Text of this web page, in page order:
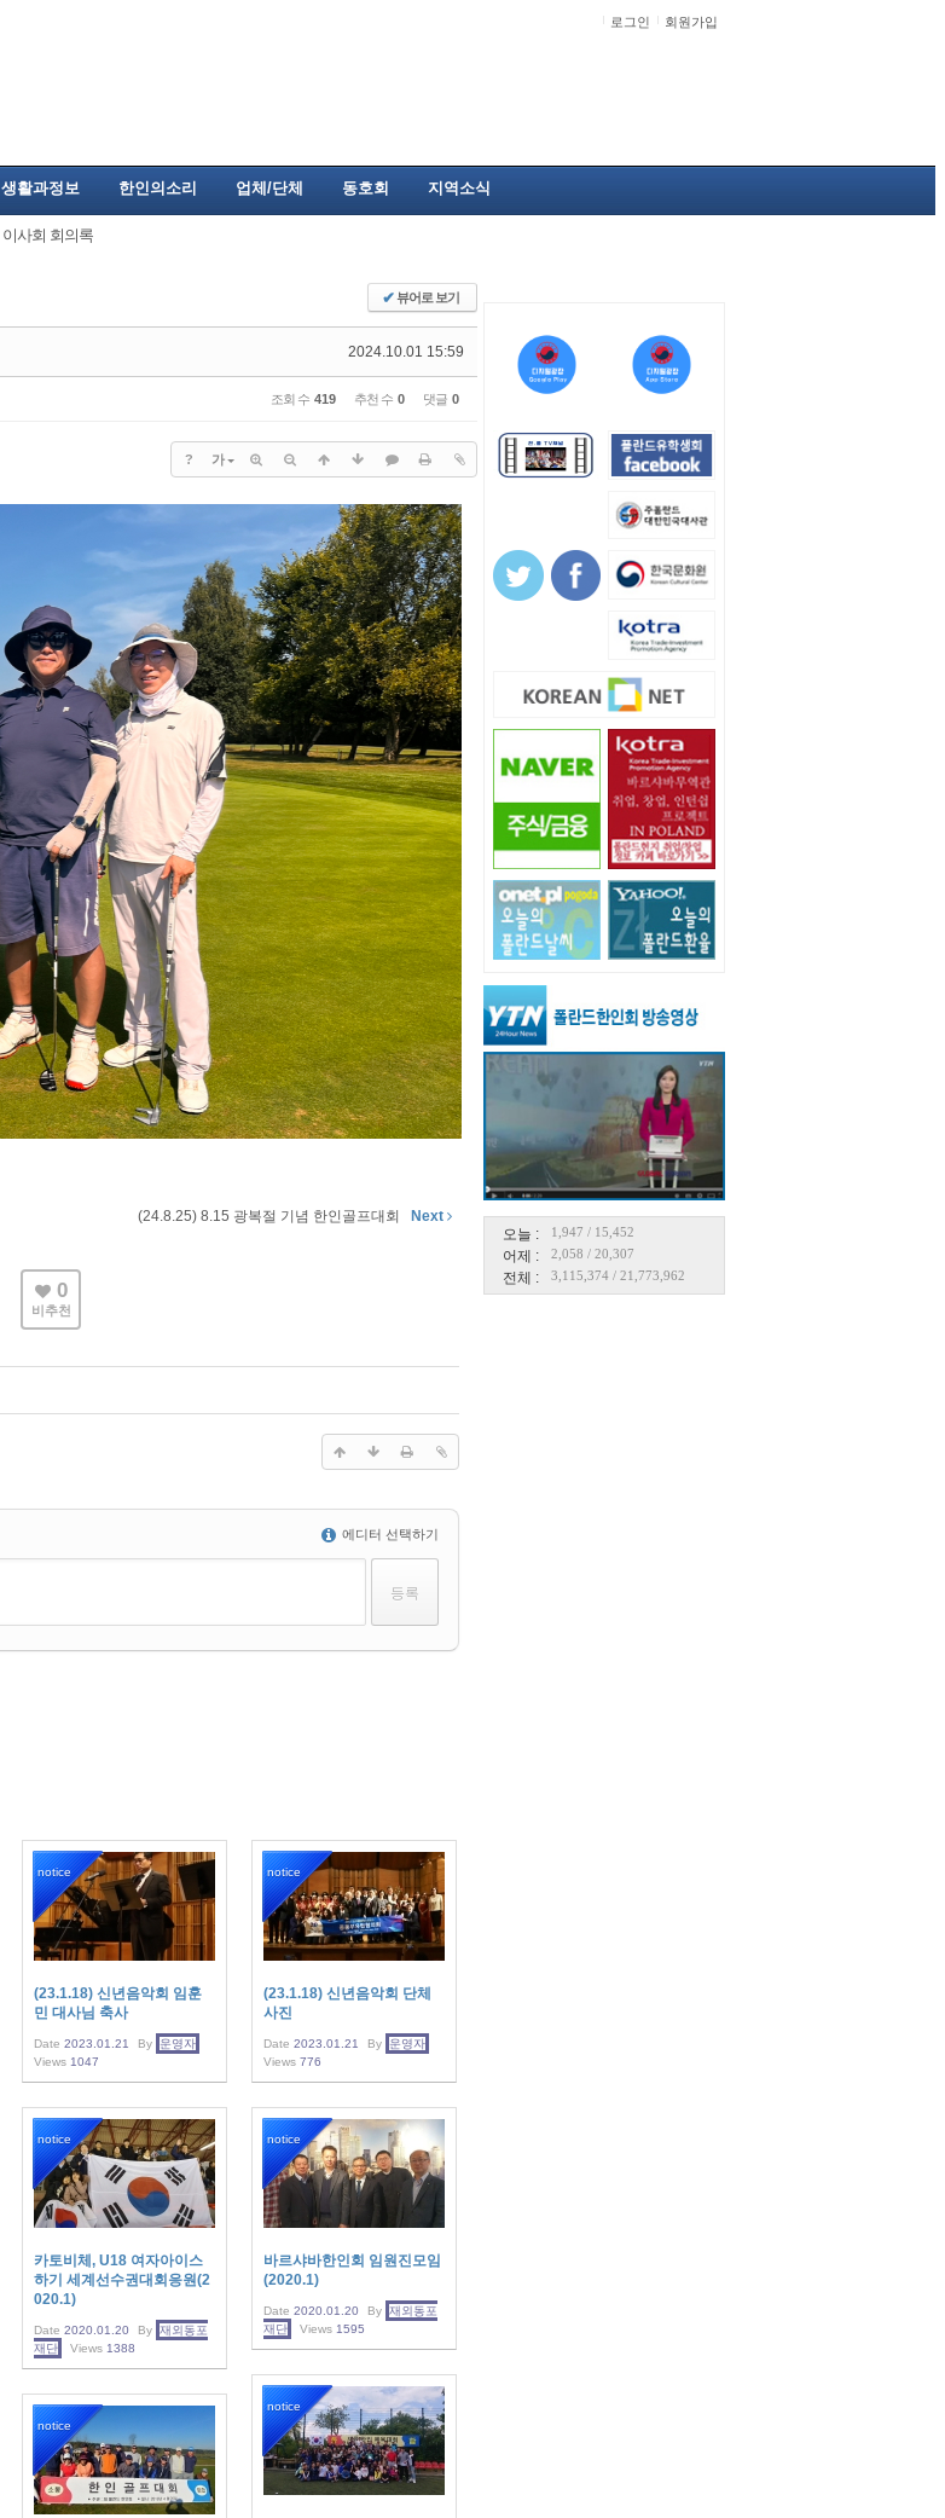
로그인 회원가입
생활과정보 한인의소리 업체/단체 동호회 지역소식
이사회 회의록
오늘 : 1,947 / 15,452
어제 : 2,058 / 20,307
전체 : 3,115,374 / 21,773,962
✔뷰어로 보기
2024.10.01 15:59
조회 수 419 추천 수 0 댓글 0
? 가
(24.8.25) 8.15 광복절 기념 한인골프대회 Next
0
비추천
에디터 선택하기
notice
(23.1.18) 신년음악회 임훈
민 대사님 축사
Date 2023.01.21 By
운영자
Views 1047
notice
(23.1.18) 신년음악회 단체
사진
Date 2023.01.21 By
운영자
Views 776
notice
카토비체, U18 여자아이스
하기 세계선수권대회응원(2
020.1)
Date 2020.01.20 By 재외동포
재단
Views 1388
notice
바르샤바한인회 임원진모임
(2020.1)
Date 2020.01.20 By 재외동포
재단
Views 1595
notice
notice